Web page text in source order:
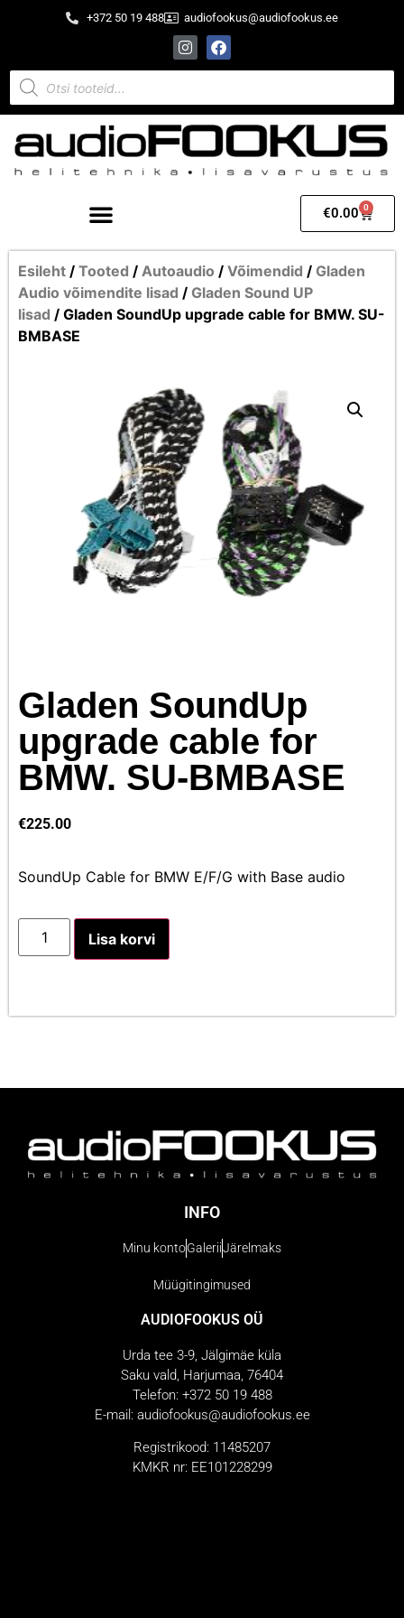
+372 50 19 488 audiofookus@audiofookus.ee
€0.00 0
Esileht / Tooted / Autoaudio / Võimendid / Gladen
Audio võimendite lisad / Gladen Sound UP
lisad / Gladen SoundUp upgrade cable for BMW. SU-
BMBASE
Gladen SoundUp
upgrade cable for
BMW. SU-BMBASE
€225.00
SoundUp Cable for BMW E/F/G with Base audio
Lisa korvi
INFO
Minu kontoGaleriiJärelmaks
Müügitingimused
AUDIOFOOKUS OÜ
Urda tee 3-9, Jälgimäe küla
Saku vald, Harjumaa, 76404
Telefon: +372 50 19 488
E-mail: audiofookus@audiofookus.ee
Registrikood: 11485207
KMKR nr: EE101228299